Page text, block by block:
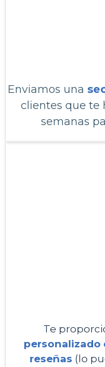
Enviamos una
clientes que te
semanas
Te
personalizado
reseñas (lo